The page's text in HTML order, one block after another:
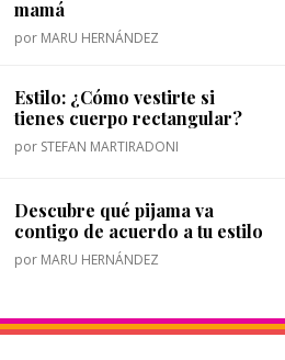
mamá
por MARU HERNÁNDEZ
Estilo: ¿Cómo vestirte si
tienes cuerpo rectangular?
por STEFAN MARTIRADONI
Descubre qué pijama va
contigo de acuerdo a tu estilo
por MARU HERNÁNDEZ